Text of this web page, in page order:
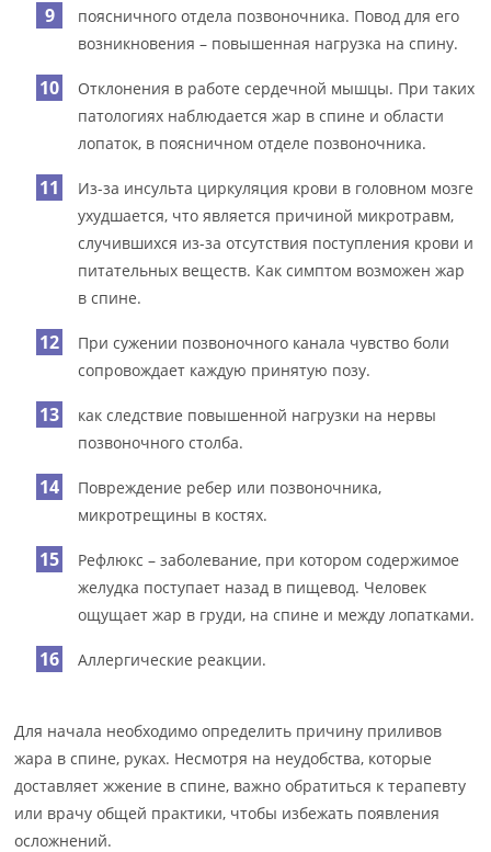
поясничного отдела позвоночника. Повод для его
возникновения – повышенная нагрузка на спину.
Отклонения в работе сердечной мышцы. При таких
патологиях наблюдается жар в спине и области
лопаток, в поясничном отделе позвоночника.
Из-за инсульта циркуляция крови в головном мозге
ухудшается, что является причиной микротравм,
случившихся из-за отсутствия поступления крови и
питательных веществ. Как симптом возможен жар
в спине.
При сужении позвоночного канала чувство боли
сопровождает каждую принятую позу.
как следствие повышенной нагрузки на нервы
позвоночного столба.
Повреждение ребер или позвоночника,
микротрещины в костях.
Рефлюкс – заболевание, при котором содержимое
желудка поступает назад в пищевод. Человек
ощущает жар в груди, на спине и между лопатками.
Аллергические реакции.
Для начала необходимо определить причину приливов
жара в спине, руках. Несмотря на неудобства, которые
доставляет жжение в спине, важно обратиться к терапевту
или врачу общей практики, чтобы избежать появления
осложнений.